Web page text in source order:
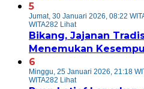
5
Jumat, 30 Januari 2026, 08:22
WITA282 Lihat
Bikang, Jajanan
Menemukan
6
Minggu, 25 Januari 2026, 21:18
WITA282 Lihat